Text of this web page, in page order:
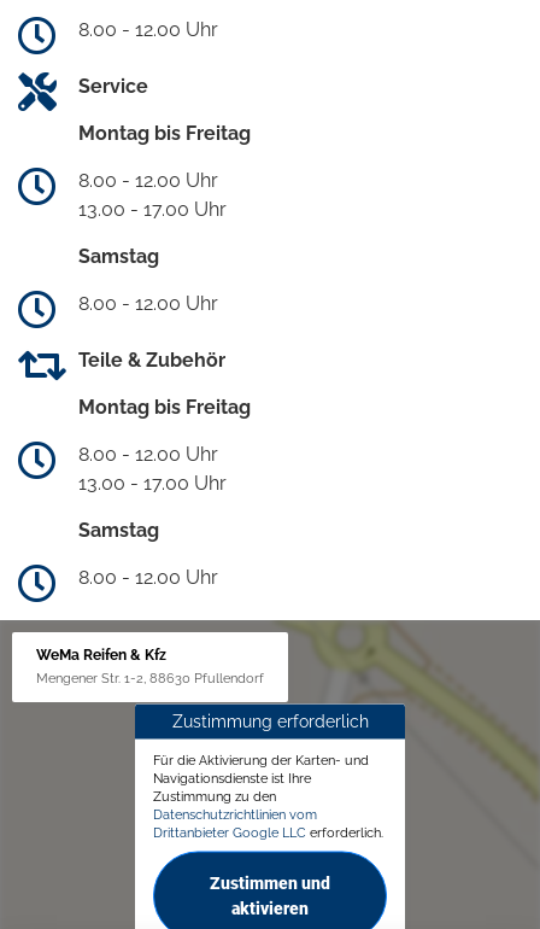
8.00 - 12.00 Uhr
Service
Montag bis Freitag
8.00 - 12.00 Uhr
13.00 - 17.00 Uhr
Samstag
8.00 - 12.00 Uhr
Teile & Zubehör
Montag bis Freitag
8.00 - 12.00 Uhr
13.00 - 17.00 Uhr
Samstag
8.00 - 12.00 Uhr
WeMa Reifen & Kfz
Mengener Str. 1-2, 88630 Pfullendorf
Zustimmung erforderlich
Für die Aktivierung der Karten- und
Navigationsdienste ist Ihre
Zustimmung zu den
Datenschutzrichtlinien vom
Drittanbieter Google LLC erforderlich.
Zustimmen und
aktivieren